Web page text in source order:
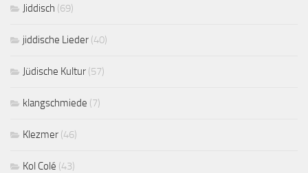
Jiddisch (69)
jiddische Lieder (40)
Jüdische Kultur (57)
klangschmiede (7)
Klezmer (46)
Kol Colé (43)